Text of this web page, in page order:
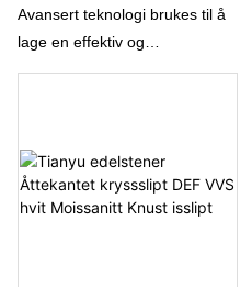
Hvit Syntetisk Diamant
Moissanitt Pris Per Karat
Avansert teknologi brukes til å
lage en effektiv og
arbeidsbesparende
6,5 mm DEF fargeløs hvit
syntetisk diamant moissanittpris
per karat. Den har vist seg å